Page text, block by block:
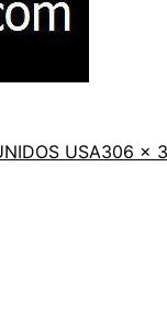
USATamaño
306 ×